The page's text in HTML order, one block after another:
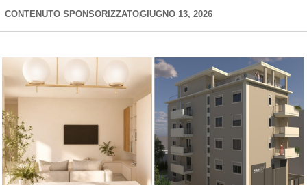
CONTENUTO SPONSORIZZATOGIUGNO 13, 2026